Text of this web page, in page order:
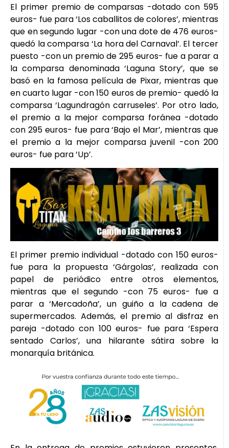
El primer premio de comparsas -dotado con 595
euros- fue para ‘Los caballitos de colores’, mientras
que en segundo lugar -con una dote de 476 euros-
quedó la comparsa ‘La hora del Carnaval’. El tercer
puesto -con un premio de 295 euros- fue a parar a
la comparsa denominada ‘Laguna Story’, que se
basó en la famosa película de Pixar, mientras que
en cuarto lugar -con 150 euros de premio- quedó la
comparsa ‘Lagundragón carruseles’. Por otro lado,
el premio a la mejor comparsa foránea -dotado
con 295 euros- fue para ‘Bajo el Mar’, mientras que
el premio a la mejor comparsa juvenil -con 200
euros- fue para ‘Up’.
El primer premio individual -dotado con 150 euros-
fue para la propuesta ‘Gárgolas’, realizada con
papel de periódico entre otros elementos,
mientras que el segundo -con 75 euros- fue a
parar a ‘Mercadoña’, un guiño a la cadena de
supermercados. Además, el premio al disfraz en
pareja -dotado con 100 euros- fue para ‘Espera
sentado Carlos’, una hilarante sátira sobre la
monarquía británica.